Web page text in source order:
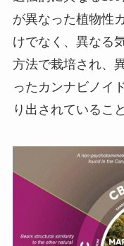
が異なった植物性
けでなく、異なる
方法で栽培され、
ったカンナビノイ
り出されているこ